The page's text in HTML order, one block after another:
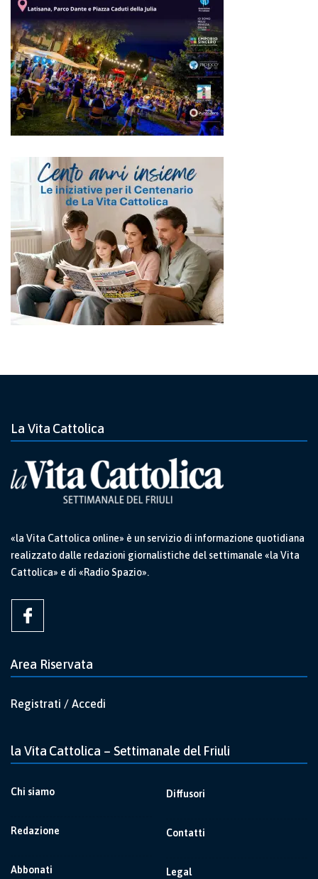
La Vita Cattolica
«la Vita Cattolica online» è un servizio di informazione quotidiana
realizzato dalle redazioni giornalistiche del settimanale «la Vita
Cattolica» e di «Radio Spazio».
Area Riservata
Registrati / Accedi
la Vita Cattolica – Settimanale del Friuli
Chi siamo
Redazione
Abbonati
Diffusori
Contatti
Legal